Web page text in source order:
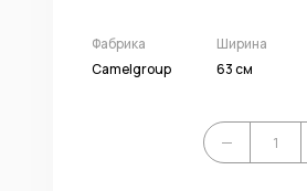
Фабрика
Camelgroup
Ширина
63 см